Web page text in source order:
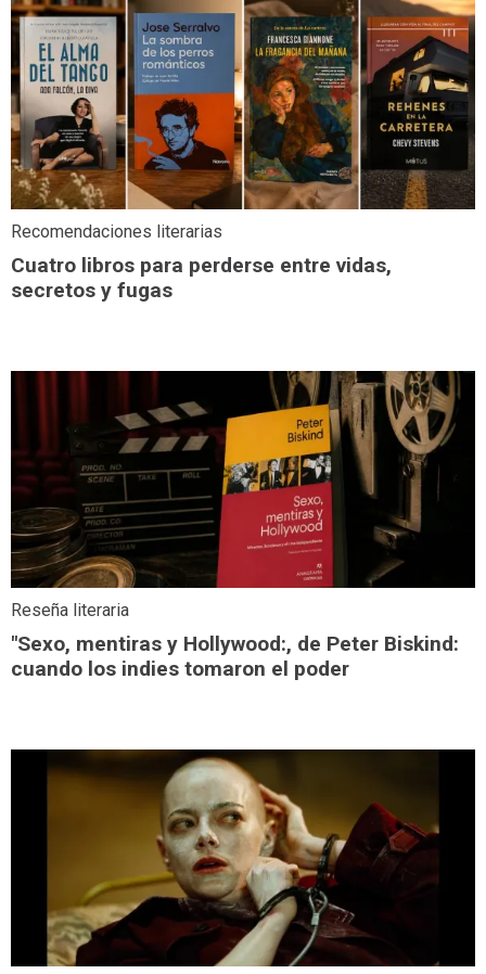
Recomendaciones literarias
Cuatro libros para perderse entre vidas,
secretos y fugas
Reseña literaria
"Sexo, mentiras y Hollywood:, de Peter Biskind:
cuando los indies tomaron el poder